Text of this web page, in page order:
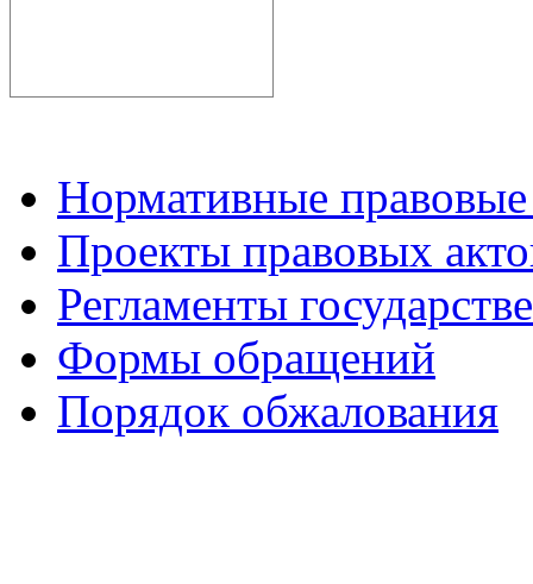
Нормативные
Проекты правовых
Регламенты
Формы обращений
Порядок обжалования